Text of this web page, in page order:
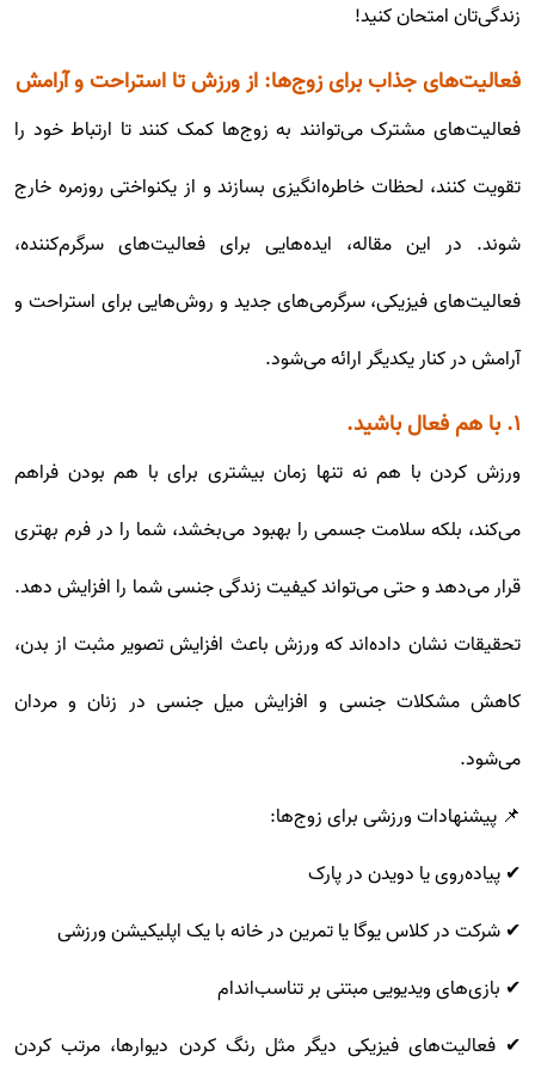
زندگی‌تان امتحان کنید!
فعالیت‌های جذاب برای زوج‌ها: از ورزش تا استراحت و آرامش
فعالیت‌های مشترک می‌توانند به زوج‌ها کمک کنند تا ارتباط خود را
تقویت کنند، لحظات خاطره‌انگیزی بسازند و از یکنواختی روزمره خارج
شوند. در این مقاله، ایده‌هایی برای فعالیت‌های سرگرم‌کننده،
فعالیت‌های فیزیکی، سرگرمی‌های جدید و روش‌هایی برای استراحت و
آرامش در کنار یکدیگر ارائه می‌شود.
۱. با هم فعال باشید.
ورزش کردن با هم نه تنها زمان بیشتری برای با هم بودن فراهم
می‌کند، بلکه سلامت جسمی را بهبود می‌بخشد، شما را در فرم بهتری
قرار می‌دهد و حتی می‌تواند کیفیت زندگی جنسی شما را افزایش دهد.
تحقیقات نشان داده‌اند که ورزش باعث افزایش تصویر مثبت از بدن،
کاهش مشکلات جنسی و افزایش میل جنسی در زنان و مردان
می‌شود.
📌 پیشنهادات ورزشی برای زوج‌ها:
✔ پیاده‌روی یا دویدن در پارک
✔ شرکت در کلاس یوگا یا تمرین در خانه با یک اپلیکیشن ورزشی
✔ بازی‌های ویدیویی مبتنی بر تناسب‌اندام
✔ فعالیت‌های فیزیکی دیگر مثل رنگ کردن دیوارها، مرتب کردن